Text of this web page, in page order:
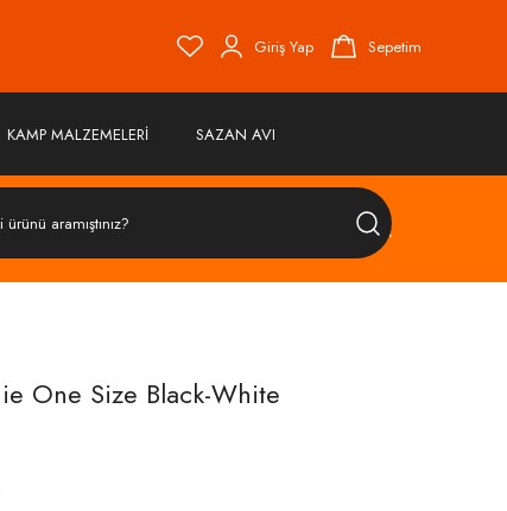
Giriş Yap Sepetim
KAMP MALZEMELERİ SAZAN AVI
ÜRÜN
One Size Black-White